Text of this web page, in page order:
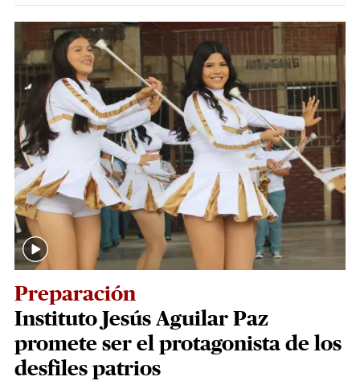
Preparación
Instituto Jesús Aguilar Paz
promete ser el protagonista de los
desfiles patrios